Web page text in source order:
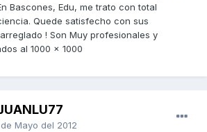
Bascones, Edu, me trato con total
Quede satisfecho con sus
! Son Muy profesionales y
al 1000 x 1000
de Mayo del 2012